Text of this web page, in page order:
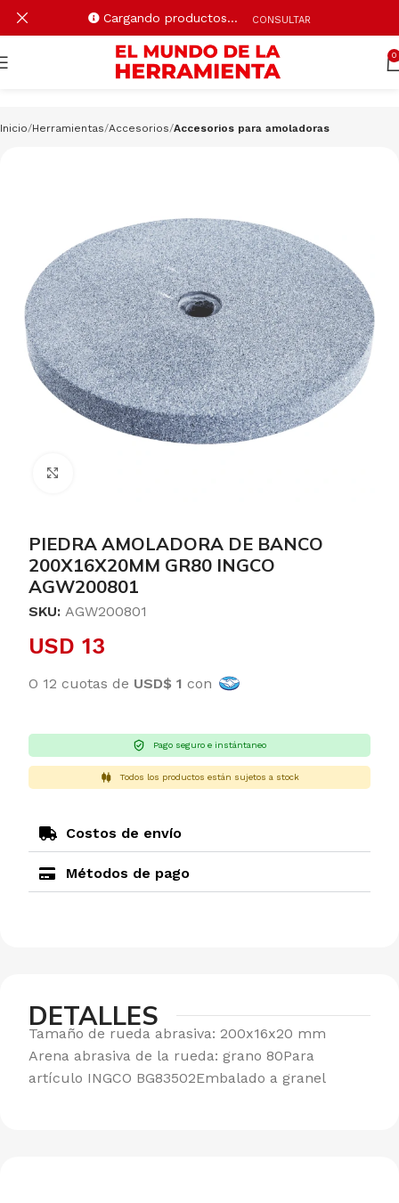
0
Inicio Herramientas Accesorios Accesorios para amoladoras
PIEDRA AMOLADORA DE BANCO
200X16X20MM GR80 INGCO
AGW200801
SKU: AGW200801
USD 13
O 12 cuotas de USD$ 1 con
Pago seguro e instántaneo
Todos los productos están sujetos a stock
Costos de envío
Métodos de pago
DETALLES
Tamaño de rueda abrasiva: 200x16x20 mm
Arena abrasiva de la rueda: grano 80Para
artículo INGCO BG83502Embalado a granel
Cargando productos… CONSULTAR